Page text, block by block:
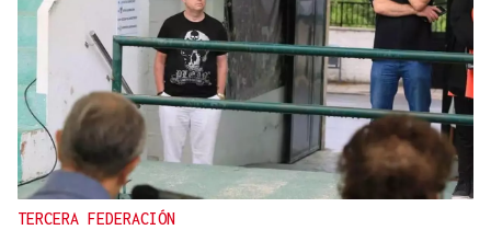
TERCERA FEDERACIÓN